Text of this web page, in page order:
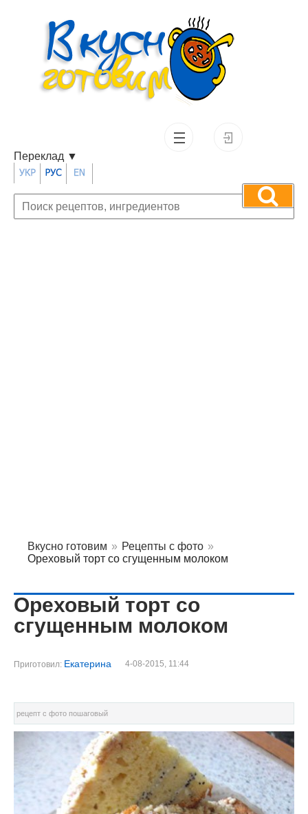
Переклад ▼
Вкусно готовим » Рецепты с фото »
Ореховый торт со сгущенным молоком
Ореховый торт со
сгущенным молоком
Приготовил: Екатерина 4-08-2015, 11:44
рецепт с фото пошаговый